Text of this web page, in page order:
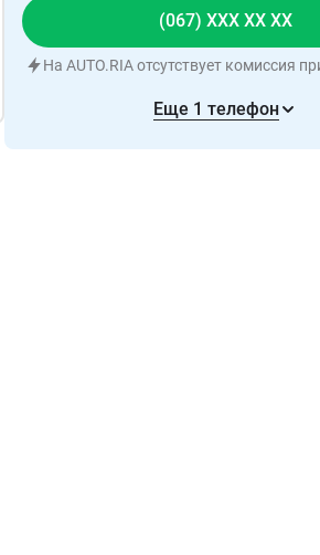
(067) XXX XX XX
На AUTO.RIA отсутствует комиссия
Еще 1 телефон